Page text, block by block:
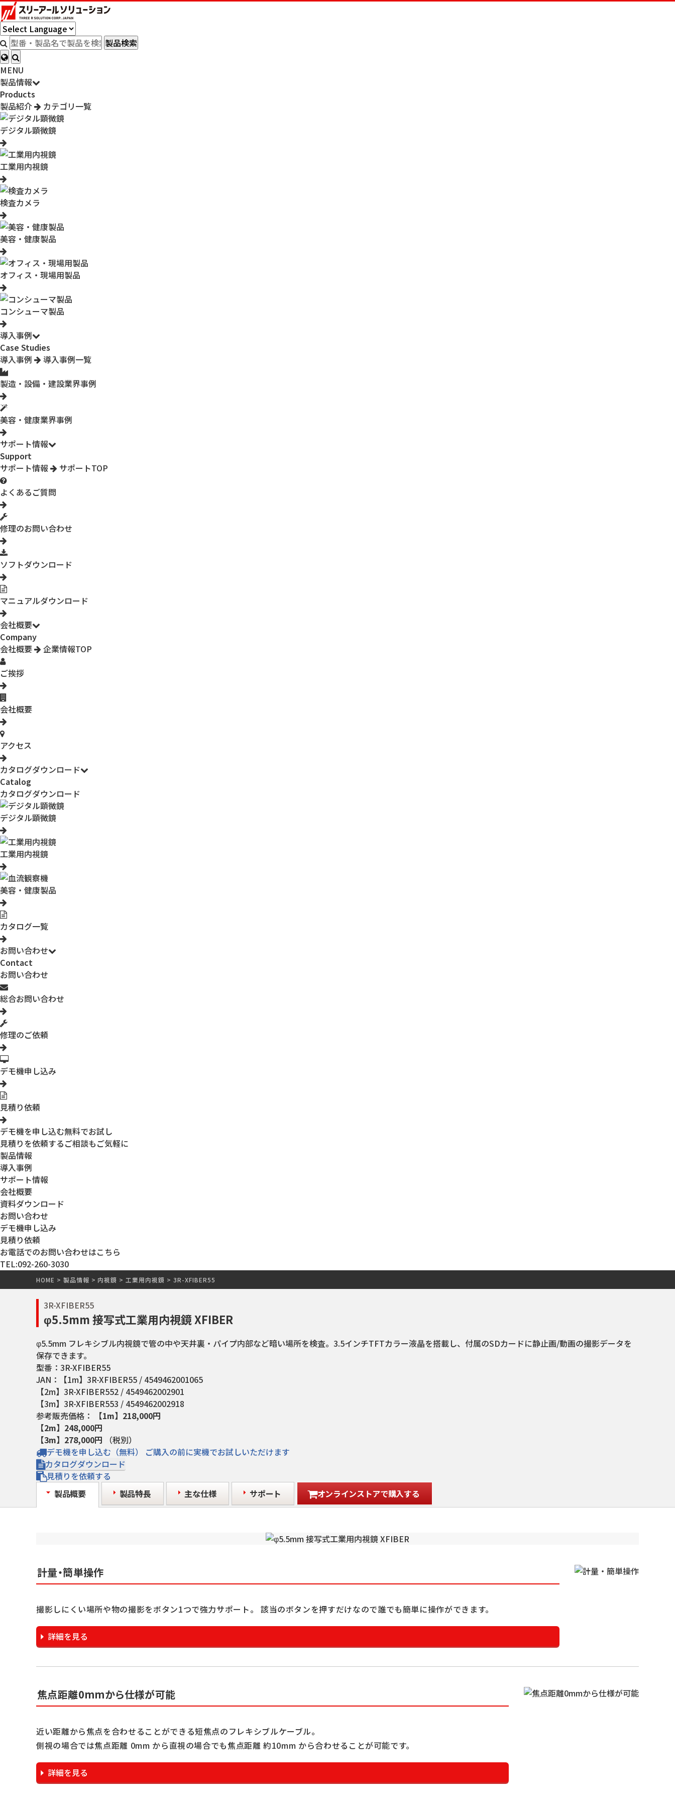
製品検索
MENU
製品情報
Products
製品紹介
カテゴリ一覧
デジタル顕微鏡
工業用内視鏡
検査カメラ
美容・健康製品
オフィス・現場用製品
コンシューマ製品
導入事例
Case Studies
導入事例
導入事例一覧
製造・設備・建設業界事例
美容・健康業界事例
サポート情報
Support
サポート情報
サポートTOP
よくあるご質問
修理のお問い合わせ
ソフトダウンロード
マニュアルダウンロード
会社概要
Company
会社概要
企業情報TOP
ご挨拶
会社概要
アクセス
カタログダウンロード
Catalog
カタログダウンロード
デジタル顕微鏡
工業用内視鏡
美容・健康製品
カタログ一覧
お問い合わせ
Contact
お問い合わせ
総合お問い合わせ
修理のご依頼
デモ機申し込み
見積り依頼
デモ機を申し込む無料でお試し
見積りを依頼するご相談もご気軽に
製品情報
導入事例
サポート情報
会社概要
資料ダウンロード
お問い合わせ
デモ機申し込み
見積り依頼
お電話でのお問い合わせはこちら
TEL:092-260-3030
HOME > 製品情報 > 内視鏡 > 工業用内視鏡 > 3R-XFIBER55
3R-XFIBER55
φ5.5mm 接写式工業用内視鏡 XFIBER
φ5.5mm フレキシブル内視鏡で管の中や天井裏・パイプ内部など暗い場所を検査。3.5インチTFTカラー液晶を搭載し、付属のSDカードに静止画/動画の撮影データを
保存できます。
型番： 3R-XFIBER55
JAN：
【1m】3R-XFIBER55 / 4549462001065
【2m】3R-XFIBER552 / 4549462002901
【3m】3R-XFIBER553 / 4549462002918
参考販売価格：
【1m】218,000円
【2m】248,000円
【3m】278,000円
（税別）
デモ機を申し込む（無料）
ご購入の前に実機でお試しいただけます
カタログダウンロード
見積りを依頼する
製品概要
製品特長 主な仕様 サポート オンラインストアで購入する
計量・簡単操作
撮影しにくい場所や物の撮影をボタン1つで強力サポート。 該当のボタンを押すだけなので誰でも簡単に操作ができます。
詳細を見る
焦点距離0mmから仕様が可能
近い距離から焦点を合わせることができる短焦点のフレキシブルケーブル。
側視の場合では焦点距離 0mm から直視の場合でも焦点距離 約10mm から合わせることが可能です。
詳細を見る